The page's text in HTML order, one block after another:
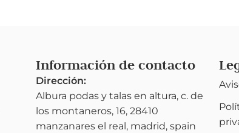
Información de contacto
Dirección:
Albura podas y talas en altura, c. de
los montaneros, 16, 28410
manzanares el real, madrid, spain